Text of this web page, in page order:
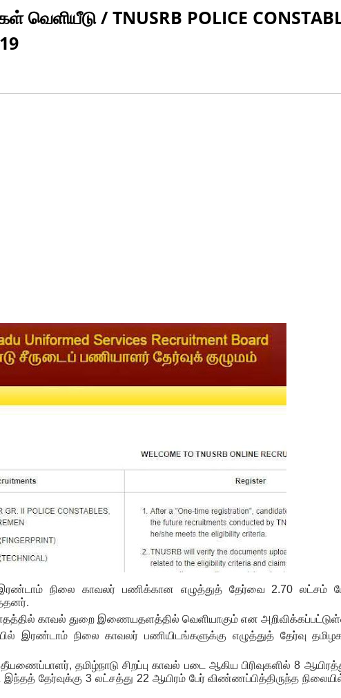
வெளியீடு / TNUSRB POLICE
இரண்டாம் நிலை காவலர் பணிக்கான எழுத்துத் தேர்வை 2.70 லட்சம்
காவல் துறை இணையதளத்தில் வெளியாகும் என
இரண்டாம் நிலை காவலர் பணியிடங்களுக்கு எழுத்துத் தேர்வு
தமிழ்நாடு சிறப்பு காவல் படை ஆகிய பிரிவுகளில் 8
தேர்வுக்கு 3 லட்சத்து 22 ஆயிரம் பேர் விண்ணப்பித்திருந்த